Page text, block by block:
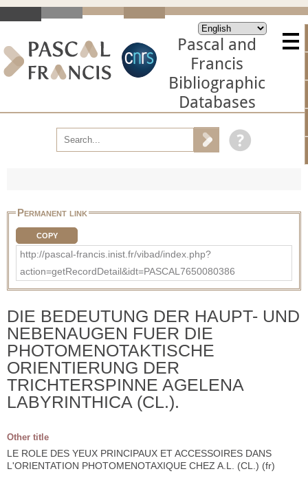
Pascal and
Francis
Bibliographic
Databases
Permanent link
COPY
http://pascal-francis.inist.fr/vibad/index.php?
action=getRecordDetail&idt=PASCAL7650080386
DIE BEDEUTUNG DER HAUPT- UND
NEBENAUGEN FUER DIE
PHOTOMENOTAKTISCHE
ORIENTIERUNG DER
TRICHTERSPINNE AGELENA
LABYRINTHICA (CL.).
Other title
LE ROLE DES YEUX PRINCIPAUX ET ACCESSOIRES DANS
L'ORIENTATION PHOTOMENOTAXIQUE CHEZ A.L. (CL.) (fr)